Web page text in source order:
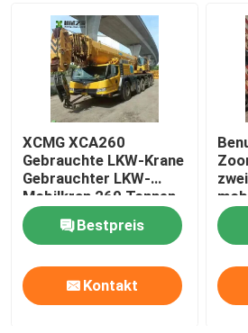
Motormontage
XCMG XCA260
Gebrauchte LKW-Krane
Gebrauchter LKW-
Mobilkran 260 Tonnen
Bestpreis
Kontakt